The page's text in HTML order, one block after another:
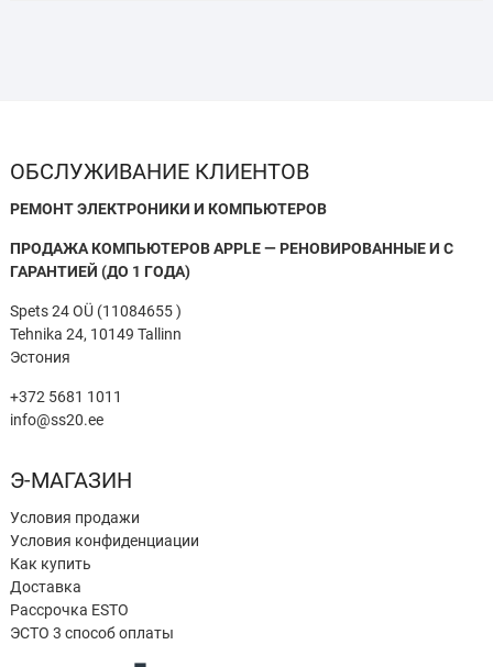
ОБСЛУЖИВАНИЕ КЛИЕНТОВ
РЕМОНТ ЭЛЕКТРОНИКИ И КОМПЬЮТЕРОВ
ПРОДАЖА КОМПЬЮТЕРОВ APPLE — РЕНОВИРОВАННЫЕ И С
ГАРАНТИЕЙ (ДО 1 ГОДА)
Spets 24 OÜ (11084655 )
Tehnika 24, 10149 Tallinn
Эстония
+372 5681 1011
info@ss20.ee
Э-МАГАЗИН
Условия продажи
Условия конфиденциации
Как купить
Доставка
Рассрочка ESTO
ЭСТО 3 способ оплаты